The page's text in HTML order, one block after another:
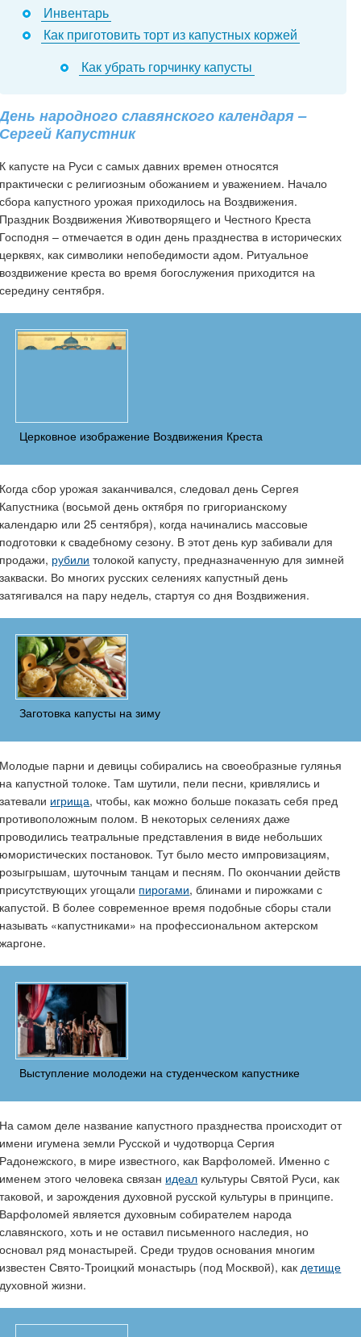
Инвентарь
Как приготовить торт из капустных коржей
Как убрать горчинку капусты
День народного славянского календаря –
Сергей Капустник
К капусте на Руси с самых давних времен относятся
практически с религиозным обожанием и уважением. Начало
сбора капустного урожая приходилось на Воздвижения.
Праздник Воздвижения Животворящего и Честного Креста
Господня – отмечается в один день празднества в исторических
церквях, как символики непобедимости адом. Ритуальное
воздвижение креста во время богослужения приходится на
середину сентября.
Церковное изображение Воздвижения Креста
Когда сбор урожая заканчивался, следовал день Сергея
Капустника (восьмой день октября по григорианскому
календарю или 25 сентября), когда начинались массовые
подготовки к свадебному сезону. В этот день кур забивали для
продажи, рубили толокой капусту, предназначенную для зимней
закваски. Во многих русских селениях капустный день
затягивался на пару недель, стартуя со дня Воздвижения.
Заготовка капусты на зиму
Молодые парни и девицы собирались на своеобразные гулянья
на капустной толоке. Там шутили, пели песни, кривлялись и
затевали игрища, чтобы, как можно больше показать себя пред
противоположным полом. В некоторых селениях даже
проводились театральные представления в виде небольших
юмористических постановок. Тут было место импровизациям,
розыгрышам, шуточным танцам и песням. По окончании действ
присутствующих угощали пирогами, блинами и пирожками с
капустой. В более современное время подобные сборы стали
называть «капустниками» на профессиональном актерском
жаргоне.
Выступление молодежи на студенческом капустнике
На самом деле название капустного празднества происходит от
имени игумена земли Русской и чудотворца Сергия
Радонежского, в мире известного, как Варфоломей. Именно с
именем этого человека связан идеал культуры Святой Руси, как
таковой, и зарождения духовной русской культуры в принципе.
Варфоломей является духовным собирателем народа
славянского, хоть и не оставил письменного наследия, но
основал ряд монастырей. Среди трудов основания многим
известен Свято-Троицкий монастырь (под Москвой), как детище
духовной жизни.